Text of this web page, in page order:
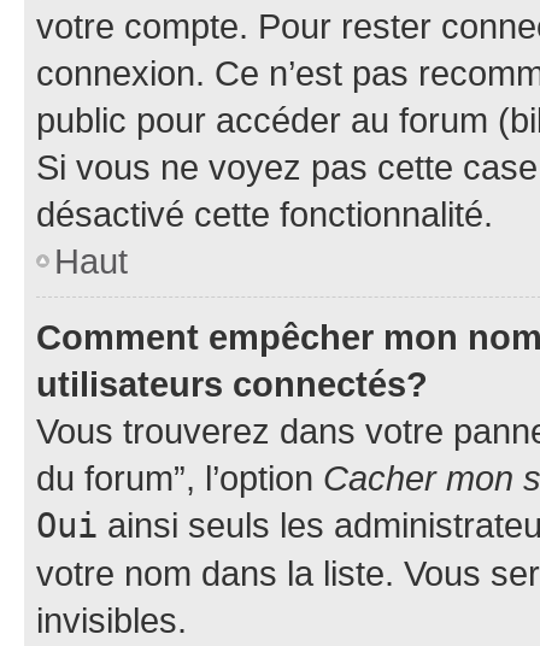
votre compte. Pour rester
connexion. Ce n’est pas
public pour accéder au forum
Si vous ne voyez pas cette
désactivé cette fonctionnalité.
Haut
Comment empêcher mon
utilisateurs connectés?
Vous trouverez dans votre
du forum”, l’option Cacher mon
Oui ainsi seuls les
votre nom dans la liste. Vous
invisibles.